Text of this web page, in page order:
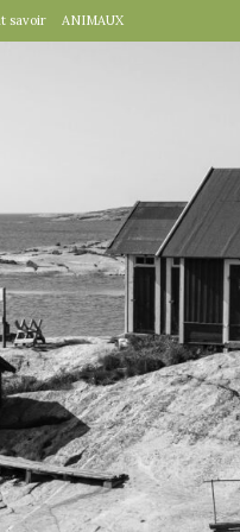
savoir ANIMAUX
EN VILLE